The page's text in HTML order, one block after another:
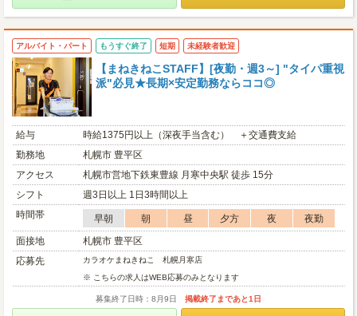
アルバイト・パート もうすぐ終了 短期 未経験者歓迎
【まねきねこSTAFF】[夜勤・週3～] "タイパ重視
派"必見★長期×安定勤務ならココ◎
給与
時給1375円以上（深夜手当含む） ＋交通費支給
勤務地
札幌市 豊平区
アクセス
札幌市営地下鉄東豊線 月寒中央駅 徒歩 15分
シフト
週3日以上 1日3時間以上
時間帯
早朝 朝 昼 夕方 夜
夜勤
面接地
札幌市 豊平区
応募先
カラオケまねきねこ 札幌月寒店
※ こちらの求人はWEB応募のみとなります
募集終了日時：8月9日 掲載終了まであと1日